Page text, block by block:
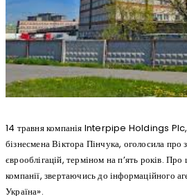
14 травня компанія Interpipe Holdings Plc,
бізнесмена Віктора Пінчука, оголосила
єврооблігацій, терміном на п’ять років.
компанії, звертаючись до інформаційного
Україна».